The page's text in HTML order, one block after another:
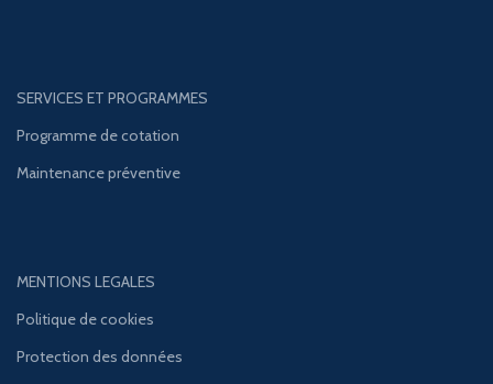
SERVICES ET PROGRAMMES
Programme de cotation
Maintenance préventive
MENTIONS LEGALES
Politique de cookies
Protection des données